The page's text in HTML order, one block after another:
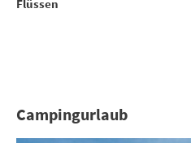
Flüssen
Campingurlaub